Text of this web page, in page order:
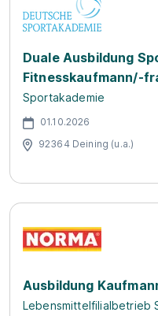
Duale Ausbildung
Fitnesskaufmann/-
Sportakademie
01.10.2026
92364 Deining (u.a.)
Ausbildung
Lebensmittelfilialbetrieb